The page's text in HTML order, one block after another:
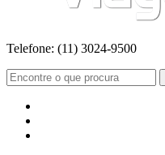
Telefone: (11) 3024-9500